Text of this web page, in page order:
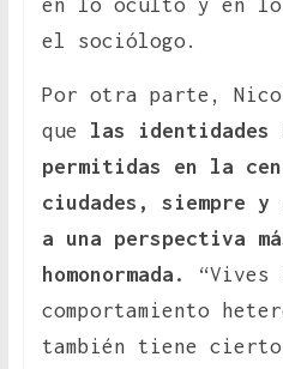
en lo oculto y en lo
el sociólogo.
Por otra parte,
que las identidades
permitidas en la
ciudades, siempre y
a una perspectiva
homonormada.
“Vives
comportamiento
también tiene